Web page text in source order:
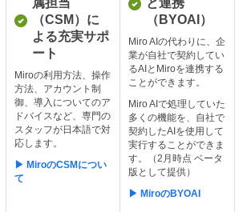
属担当
（CSM）に
よる充実サポ
ート
Miroの利用方法、操作
方法、アカウント制
御、導入についてのア
ドバイスなど、専門の
スタッフが日本語で対
応します。
▶ MiroのCSMについ
て
と連携
（BYOAI）
Miro AIの代わりに、企
業が自社で契約してい
るAIとMiroを連携する
ことができます。
Miro AIで処理していた
多くの機能を、自社で
契約したAIを使用して
実行することができま
す。（2月時点 ベータ
版として提供）
▶ MiroのBYOAI